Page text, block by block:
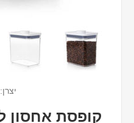
יצרן: